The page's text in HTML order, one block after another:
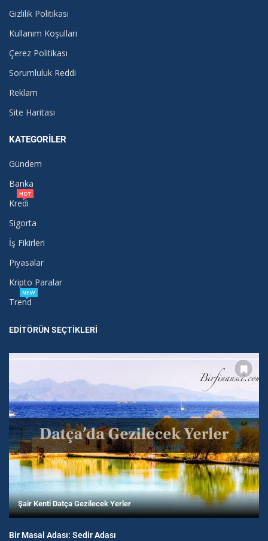
Gizlilik Politikası
Kullanım Koşulları
Çerez Politikası
Sorumluluk Reddi
Reklam
Site Haritası
KATEGORILER
Gündem
Banka
Kredi
HOT
Sigorta
İş Fikirleri
Piyasalar
Kripto Paralar
Trend
NEW
EDITÖRÜN SEÇTIKLERI
Şair Kenti Datça Gezilecek Yerler
Bir Masal Adası: Sedir Adası